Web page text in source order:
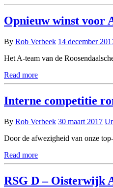
Opnieuw winst voor
By Rob Verbeek 14 december
Het A-team van de
Read more
Interne competitie
By Rob Verbeek 30 maart 2017
Door de afwezigheid van onze
Read more
RSG D – Oisterwijk